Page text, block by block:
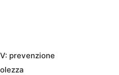
prevenzione